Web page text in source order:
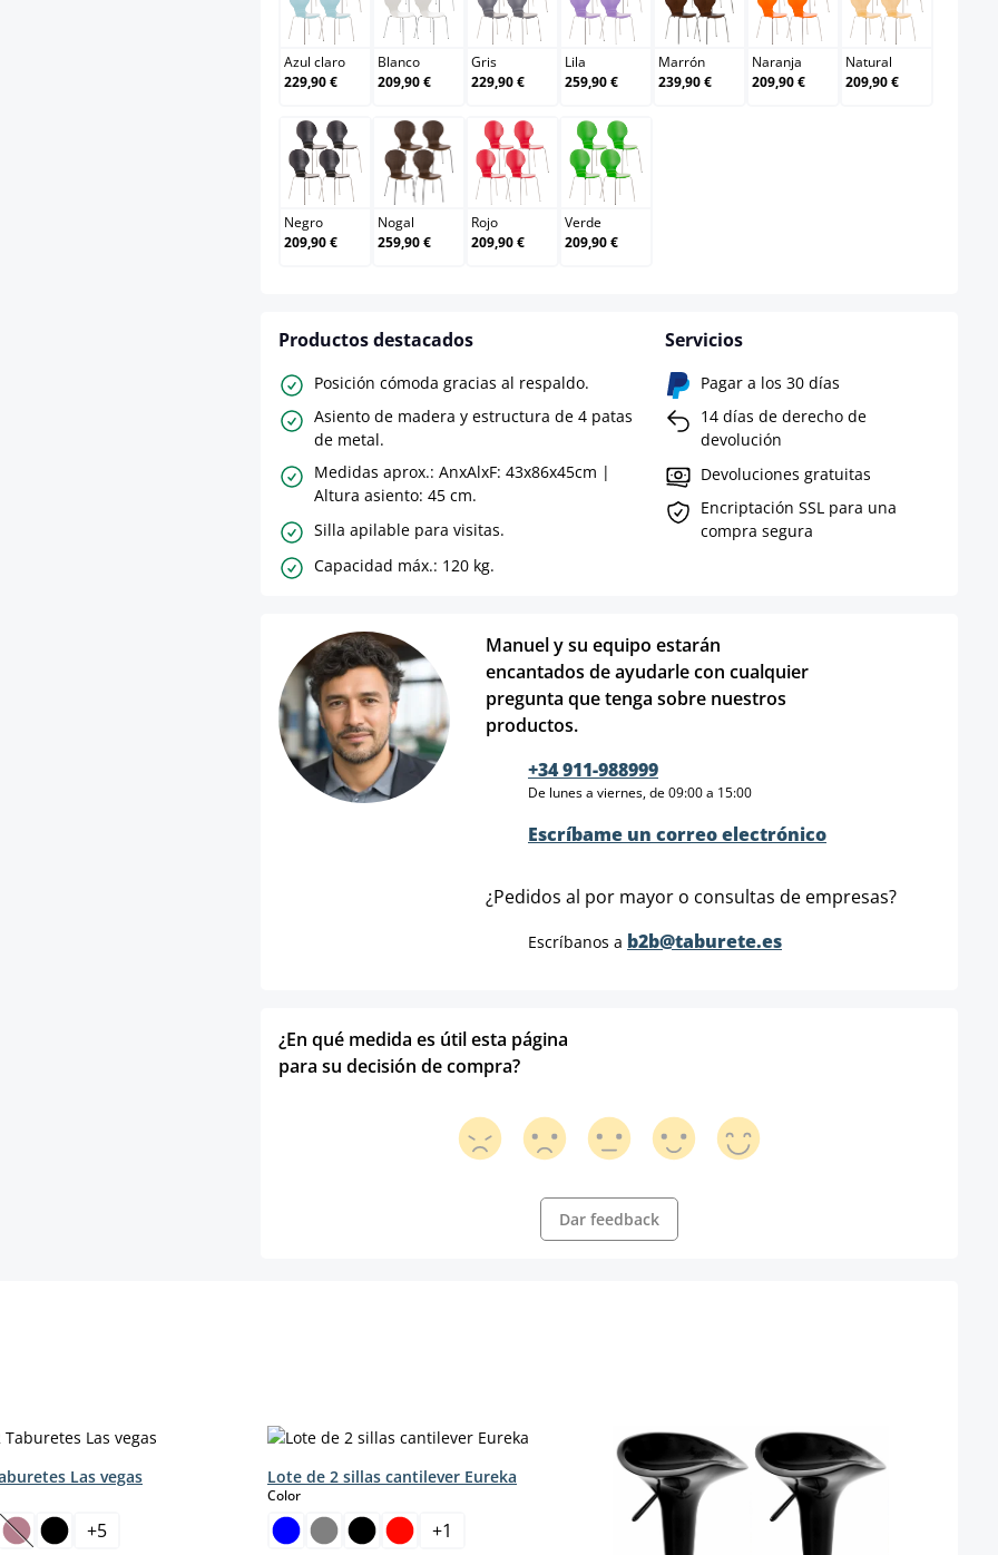
Azul claro
Azul claro
229,90 €
Blanco
Blanco
209,90 €
Gris
Gris
229,90 €
Lila
Lila
259,90 €
Marrón
Marrón
239,90 €
Naranja
Naranja
209,90 €
Natural
Natural
209,90 €
Negro
Negro
209,90 €
Nogal
Nogal
259,90 €
Rojo
Rojo
209,90 €
Verde
Verde
209,90 €
Productos destacados
Posición cómoda gracias al respaldo.
Asiento de madera y estructura de 4 patas
de metal.
Medidas aprox.: AnxAlxF: 43x86x45cm |
Altura asiento: 45 cm.
Silla apilable para visitas.
Capacidad máx.: 120 kg.
Servicios
Pagar a los 30 días
14 días de derecho de
devolución
Devoluciones gratuitas
Encriptación SSL para una
compra segura
Manuel y su equipo estarán
encantados de ayudarle con cualquier
pregunta que tenga sobre nuestros
productos.
+34 911-988999
De lunes a viernes, de 09:00 a 15:00
Escríbame un correo electrónico
¿Pedidos al por mayor o consultas de empresas?
Escríbanos a b2b@taburete.es
¿En qué medida es útil esta página
para su decisión de compra?
Dar feedback
Las vegas
(Esta opción no está disponible en este momento.)
+5
Lote de 2 sillas cantilever Eureka
Colorselect
+1